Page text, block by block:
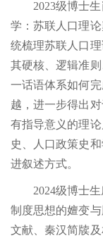
2023级博士
学：苏联人口理
统梳理苏联人口
其硬核、逻辑准
一话语体系如何
越，进一步得出
有指导意义的理
史、人口政策史
进叙述方式。
2024级博士
制度思想的嬗变
文献、秦汉简牍